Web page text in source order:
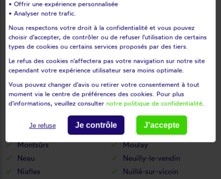
Louverné
L'huisserie
Madré
Maisoncelles-du-maine
Marcillé-la-ville
Marigné-peuton
Martigné-sur-mayenne
Mayenne
Mée
Meslay-du-maine
Mézangers
Montaudin
Montenay
Montigné-le-brillant
Montourtier
Montreuil-poulay
Montsûrs
Moulay
Neau
Neuilly-le-vendin
Niafles
Nuillé-sur-vicoin
• Offrir une expérience personnalisée
• Analyser notre trafic.
Nous respectons votre droit à la confidentialité et vous pouvez
choisir d'accepter, de contrôler ou de refuser l'utilisation de certains
types de cookies ou certains services proposés par des tiers.
Le refus des cookies n'affectera pas votre navigation sur notre site
cependant votre expérience utilisateur sera moins optimale.
Vous pouvez changer d'avis ou retirer votre consentement à tout
moment via le centre de préférences des cookies. Pour plus
d'informations, veuillez consulter notre politique de confidentialité.
Je refuse Je contrôle J'accepte